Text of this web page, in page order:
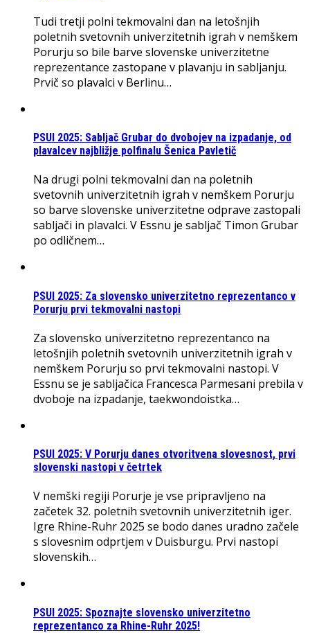
Tudi tretji polni tekmovalni dan na letošnjih
poletnih svetovnih univerzitetnih igrah v nemškem
Porurju so bile barve slovenske univerzitetne
reprezentance zastopane v plavanju in sabljanju.
Prvič so plavalci v Berlinu…
PSUI 2025: Sabljač Grubar do dvobojev na izpadanje, od
plavalcev najbližje polfinalu Šenica Pavletič
Na drugi polni tekmovalni dan na poletnih
svetovnih univerzitetnih igrah v nemškem Porurju
so barve slovenske univerzitetne odprave zastopali
sabljači in plavalci. V Essnu je sabljač Timon Grubar
po odličnem…
PSUI 2025: Za slovensko univerzitetno reprezentanco v
Porurju prvi tekmovalni nastopi
Za slovensko univerzitetno reprezentanco na
letošnjih poletnih svetovnih univerzitetnih igrah v
nemškem Porurju so prvi tekmovalni nastopi. V
Essnu se je sabljačica Francesca Parmesani prebila v
dvoboje na izpadanje, taekwondoistka…
PSUI 2025: V Porurju danes otvoritvena slovesnost, prvi
slovenski nastopi v četrtek
V nemški regiji Porurje je vse pripravljeno na
začetek 32. poletnih svetovnih univerzitetnih iger.
Igre Rhine-Ruhr 2025 se bodo danes uradno začele
s slovesnim odprtjem v Duisburgu. Prvi nastopi
slovenskih…
PSUI 2025: Spoznajte slovensko univerzitetno
reprezentanco za Rhine-Ruhr 2025!